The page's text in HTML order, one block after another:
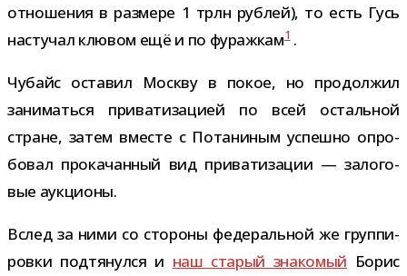
отно­ше­ния в раз­мере 1 трлн руб­лей), то есть Гусь
насту­чал клю­вом ещё и по фураж­кам1.
Чубайс оста­вил Москву в покое, но про­дол­жил
зани­маться при­ва­ти­за­цией по всей осталь­ной
стране, затем вме­сте с Потаниным успешно опро­
бо­вал про­ка­чан­ный вид при­ва­ти­за­ции — зало­го­
вые аукционы.
Вслед за ними со сто­роны феде­раль­ной же груп­пи­
ровки под­тя­нулся и наш ста­рый зна­ко­мый Борис